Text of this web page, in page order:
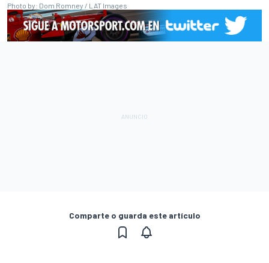
Photo by: Dom Romney / LAT Images
Comparte o guarda este artículo